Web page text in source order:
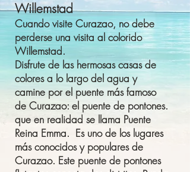
Willemstad
Cuando visite Curazao, no debe
perderse una visita al colorido
Willemstad.
Disfrute de las hermosas casas de
colores a lo largo del agua y
camine por el puente más famoso
de Curazao: el puente de pontones.
que en realidad se llama Puente
Reina Emma. Es uno de los lugares
más conocidos y populares de
Curazao. Este puente de pontones